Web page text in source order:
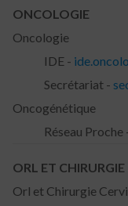
ONCOLOGIE
Oncologie
IDE -
Secrétariat -
Oncogénétique
Réseau Proche
ORL ET
Orl et Chirurgie